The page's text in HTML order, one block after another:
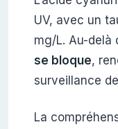
UV, avec un
mg/L. Au-delà
se bloque,
surveillance
La